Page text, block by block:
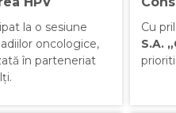
la o sesiune
oncologice,
în parteneriat
Cu
S.A. „